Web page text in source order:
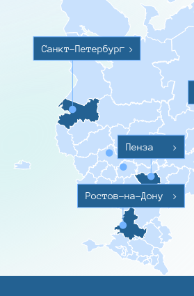
Санкт-Петербург >
Ростов-на-Дону >
Пенза >